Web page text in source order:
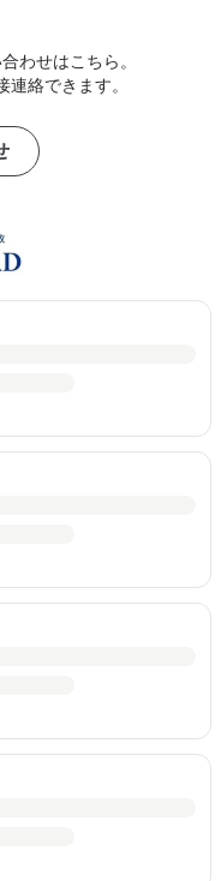
わせはこちら。
絡できます。